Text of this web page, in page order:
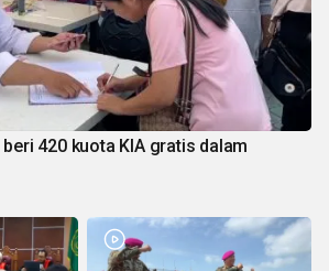
420 kuota KIA gratis dalam